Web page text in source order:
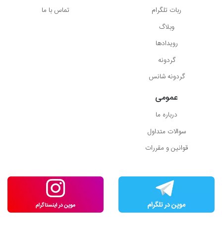
ربات تلگرام
وبلاگ
رویدادها
گردونه
گردونه شانس
تماس با ما
عمومی
درباره ما
سوالات متداول
قوانین و مقررات